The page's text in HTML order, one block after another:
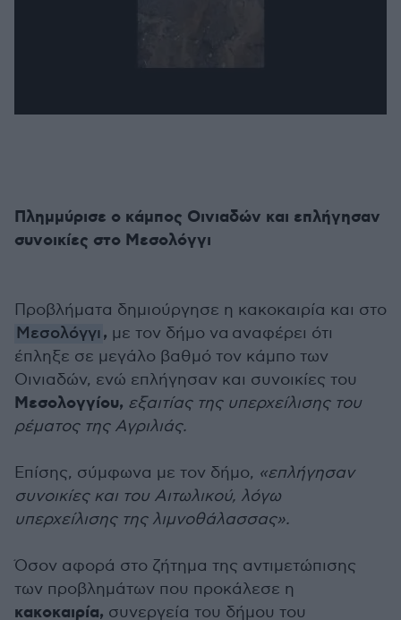
Πλημμύρισε ο κάμπος Οινιαδών και επλήγησαν
συνοικίες στο Μεσολόγγι
Προβλήματα δημιούργησε η κακοκαιρία και στο
Μεσολόγγι, με τον δήμο να αναφέρει ότι
έπληξε σε μεγάλο βαθμό τον κάμπο των
Οινιαδών, ενώ επλήγησαν και συνοικίες του
Μεσολογγίου, εξαιτίας της υπερχείλισης του
ρέματος της Αγριλιάς.
Επίσης, σύμφωνα με τον δήμο, «επλήγησαν
συνοικίες και του Αιτωλικού, λόγω
υπερχείλισης της λιμνοθάλασσας».
Όσον αφορά στο ζήτημα της αντιμετώπισης
των προβλημάτων που προκάλεσε η
κακοκαιρία, συνεργεία του δήμου του